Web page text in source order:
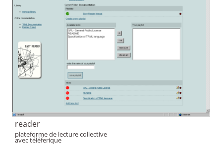
reader
plateforme de lecture collective
avec téléferique